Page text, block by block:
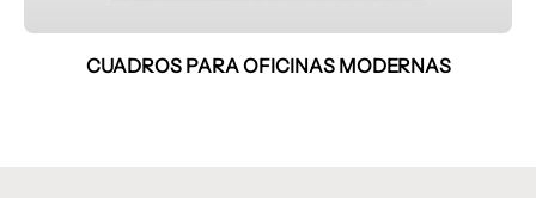
CUADROS PARA OFICINAS MODERNAS